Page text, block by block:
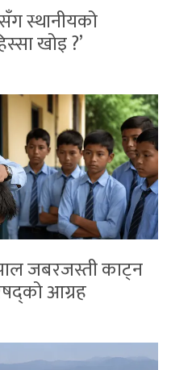
स्थानीयको
खोइ ?’
जबरजस्ती काट्न
आग्रह